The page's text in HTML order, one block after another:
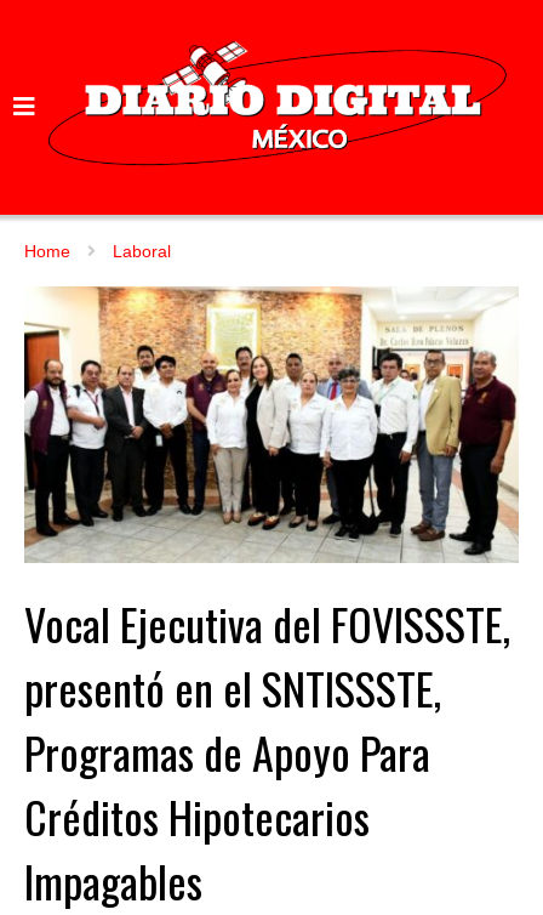
Home Laboral
Vocal Ejecutiva del FOVISSSTE,
presentó en el SNTISSSTE,
Programas de Apoyo Para
Créditos Hipotecarios
Impagables